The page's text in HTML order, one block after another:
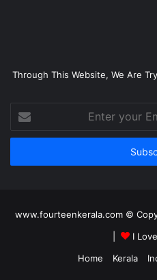
Through This Website, We Are
your
Email
www.fourteenkerala.com ©
I
Home
Kerala